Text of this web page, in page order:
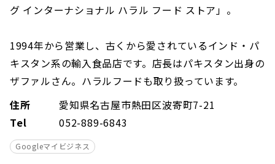
グ インターナショナル ハラル フード ストア」。
1994年から営業し、古くから愛されているインド・パ
キスタン系の輸入食品店です。店長はパキスタン出身の
ザファルさん。ハラルフードも取り扱っています。
住所
愛知県名古屋市熱田区波寄町7-21
Tel
052-889-6843
Googleマイビジネス